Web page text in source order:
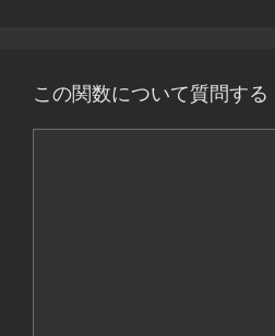
この関数について質問する